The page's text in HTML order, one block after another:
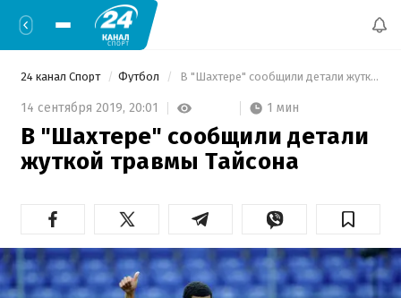
24 канал Спорт Футбол В "Шахтере" сообщили детали жуткой травмы Тайсона
14 сентября 2019, 20:01 1 мин
В "Шахтере" сообщили детали
жуткой травмы Тайсона